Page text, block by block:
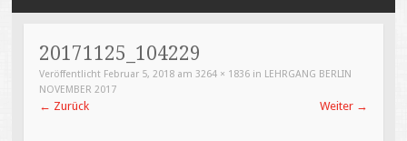
20171125_104229
Veröffentlicht Februar 5, 2018 am3264 × 1836 in LEHRGANG BERLIN
NOVEMBER 2017
← Zurück Weiter →